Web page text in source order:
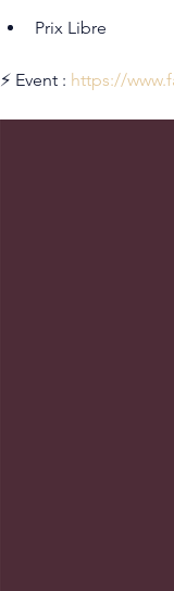
Prix Libre
⚡ Event : https://